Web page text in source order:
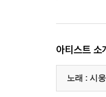
아티스트 소
노래 : 시웅